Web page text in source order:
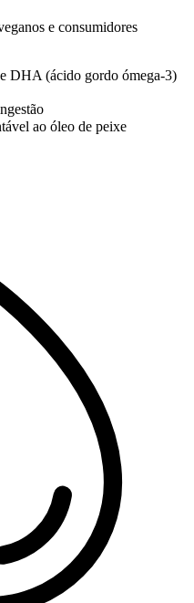
e consumidores
DHA (ácido gordo ómega-3)
ao óleo de peixe